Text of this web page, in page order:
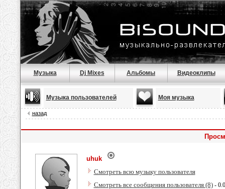
Музыка Dj Mixes Альбомы Видеоклипы
Музыка пользователей Моя музыка
назад
uhuk
Смотреть всю музыку пользователя
Смотреть все сообщения пользователя (8)-